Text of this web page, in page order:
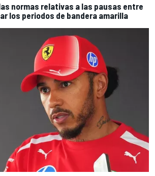
normas relativas a las pausas entre
los periodos de bandera amarilla